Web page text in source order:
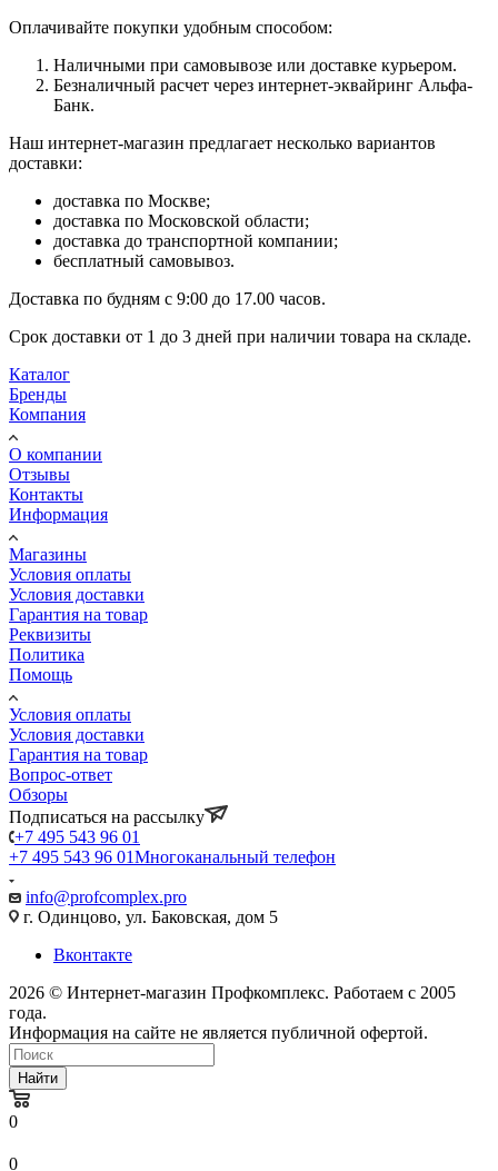
Оплачивайте покупки удобным способом:
Наличными при самовывозе или доставке курьером.
Безналичный расчет через интернет-эквайринг Альфа-
Банк.
Наш интернет-магазин предлагает несколько вариантов
доставки:
доставка по Москве;
доставка по Московской области;
доставка до транспортной компании;
бесплатный самовывоз.
Доставка по будням с 9:00 до 17.00 часов.
Срок доставки от 1 до 3 дней при наличии товара на складе.
Каталог
Бренды
Компания
О компании
Отзывы
Контакты
Информация
Магазины
Условия оплаты
Условия доставки
Гарантия на товар
Реквизиты
Политика
Помощь
Условия оплаты
Условия доставки
Гарантия на товар
Вопрос-ответ
Обзоры
Подписаться на рассылку
+7 495 543 96 01
+7 495 543 96 01Многоканальный телефон
info@profcomplex.pro
г. Одинцово, ул. Баковская, дом 5
Вконтакте
2026 © Интернет-магазин Профкомплекс. Работаем с 2005
года.
Информация на сайте не является публичной офертой.
Найти
0
0